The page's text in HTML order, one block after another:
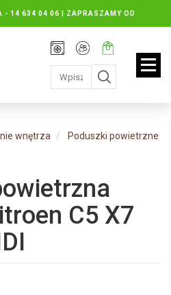
- 14 634 04 06 | ZAPRASZAMY OD
DO 16.30, SOBOTY: 8.30 DO 13.00
Rejestracja
Moje
konto
Twój
koszyk:
jest
pusty
wnętrza Poduszki powietrzne
C5 X7